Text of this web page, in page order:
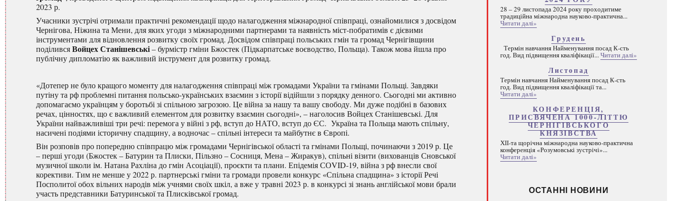
2023 р.
Учасники зустрічі отримали практичні рекомендації щодо налагодження міжнародної співпраці, ознайомилися з досвідом
Чернігова, Ніжина та Мени, для яких угоди з міжнародними партнерами та наявність міст-побратимів є дієвими
інструментами для відновлення розвитку своїх громад. Досвідом співпраці польських гмін та громад Чернігівщини
поділивсяВойцех Станішевські– бурмістр гміни Бжостек (Підкарпатське воєводство, Польща). Також мова йшла про
публічну дипломатію як важливий інструмент для розвитку громад.
«Дотепер не було кращого моменту для налагодження співпраці між громадами України та гмінами Польщі. Завдяки
путіну та рф проблемні питання польсько-українських взаємин з історії відійшли з порядку денного. Сьогодні ми активно
допомагаємо українцям у боротьбі зі спільною загрозою. Це війна за нашу та вашу свободу. Ми дуже подібні в базових
речах, цінностях, що є важливий елементом для розвитку взаємин сьогодні», – наголосив Войцех Станішевські. Для
України найважливіші три речі: перемога у війні з рф, вступ до НАТО, вступ до ЄС. Україна та Польща мають спільну,
насичені подіями історичну спадщину, а водночас – спільні інтереси та майбутнє в Європі.
Він розповів про попередню співпрацю між громадами Чернігівської області та гмінами Польщі, починаючи з 2019 р. Це
– перші угоди (Бжостек – Батурин та Плиски, Пільзно – Сосниця, Мена – Жиракув), спільні візити (вихованців Сновської
музичної школи ім. Натана Рахліна до гмін Асоціації), проєкти та плани. Епідемія СОVID-19, війна з рф внесли свої
корективи. Тим не менше у 2022 р. партнерські гміни та громади провели конкурс «Спільна спадщина» з історії Речі
Посполитої обох вільних народів між учнями своїх шкіл, а вже у травні 2023 р. в конкурсі зі знань англійської мови брали
участь представники Батуринської та Плисківської громад.
28 – 29 листопада 2024 року проходитиме
традиційна міжнародна науково-практична...
Читати далі»
Грудень
Термін навчання Найменування посад К-сть
год. Вид підвищення кваліфікації...Читати далі»
Листопад
Термін навчання Найменування посад К-сть
год. Вид підвищення кваліфікації та...
Читати далі»
КОНФЕРЕНЦІЯ,
ПРИСВЯЧЕНА 1000-ЛІТТЮ
ЧЕРНІГІВСЬКОГО
КНЯЗІВСТВА
ХІІ-та щорічна міжнародна науково-практична
конференція «Розумовські зустрічі»...
Читати далі»
ОСТАННІ НОВИНИ